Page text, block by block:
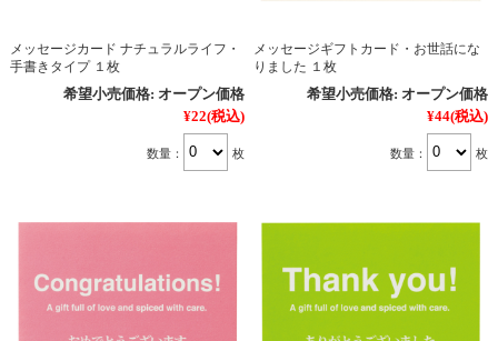
メッセージカード ナチュラルライフ・
手書きタイプ １枚
希望小売価格: オープン価格
¥22(税込)
数量： 枚
メッセージギフトカード・お世話にな
りました １枚
希望小売価格: オープン価格
¥44(税込)
数量： 枚